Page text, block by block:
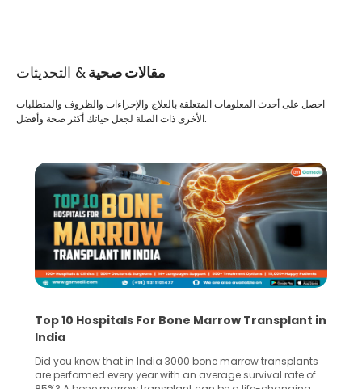
مقالات صحية& التحديثات
احصل على أحدث المعلومات المتعلقة بالعلاج والإجراءات والظروف والمتطلبات
الأخرى ذات الصلة لجعل حياتك أكثر صحة وأفضل.
Recognizing Critical Symptoms of a Frontal
Lobe Brain Tumor Could Save Your Life
Did you know that the frontal lobe of your brain is the most
common site for tumor occurrence? The frontal lobe is a